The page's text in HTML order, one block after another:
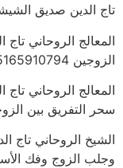
تاج الدين صديق
المعالج الروحاني
الزوجين 0015165910794
المعالج الروحاني
سحر التفريق بين الزوجين
الشيخ الروحاني تاج
وجلب الزوج وفك الأسحار